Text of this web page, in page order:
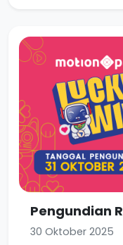
Pengundian
30 Oktober 2025